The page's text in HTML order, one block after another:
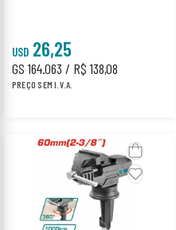
USD 26,25
GS 164.063 / R$ 138,08
PREÇO SEM I.V.A.